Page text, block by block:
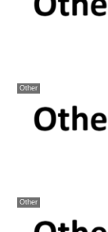
Other
Other